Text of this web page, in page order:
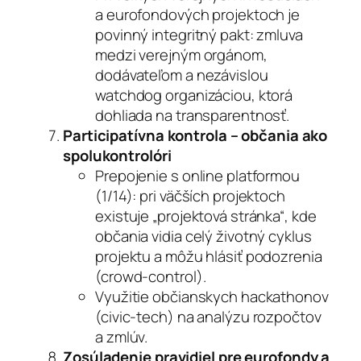
a eurofondových projektoch je
povinný integritný pakt: zmluva
medzi verejným orgánom,
dodávateľom a nezávislou
watchdog organizáciou, ktorá
dohliada na transparentnosť.
Participatívna kontrola – občania ako
spolukontrolóri
Prepojenie s online platformou
(1/14): pri väčších projektoch
existuje „projektová stránka“, kde
občania vidia celý životný cyklus
projektu a môžu hlásiť podozrenia
(crowd-control).
Využitie občianskych hackathonov
(civic-tech) na analýzu rozpočtov
a zmlúv.